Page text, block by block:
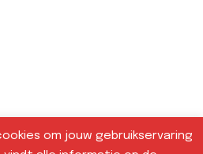
om jouw gebruikservaring